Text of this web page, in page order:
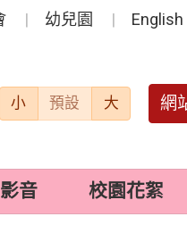
幼兒園 English
小 預設 大 網
音 校園花絮